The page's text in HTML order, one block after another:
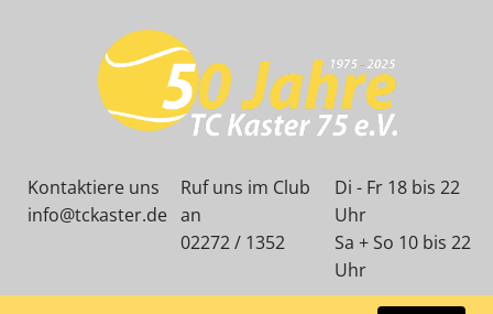
Kontaktiere uns
info@tckaster.de
Ruf uns im Club
an
02272 / 1352
Di - Fr 18 bis 22
Uhr
Sa + So 10 bis 22
Uhr